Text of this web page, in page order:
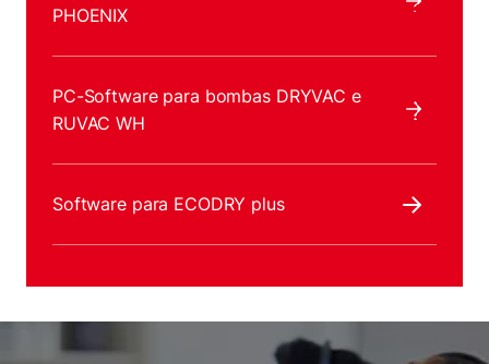
PHOENIX
PC-Software para bombas DRYVAC e
RUVAC WH
Software para ECODRY plus